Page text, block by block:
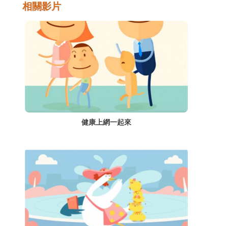
相關影片
健康上網一起來